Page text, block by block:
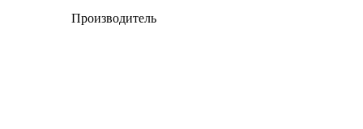
Производитель